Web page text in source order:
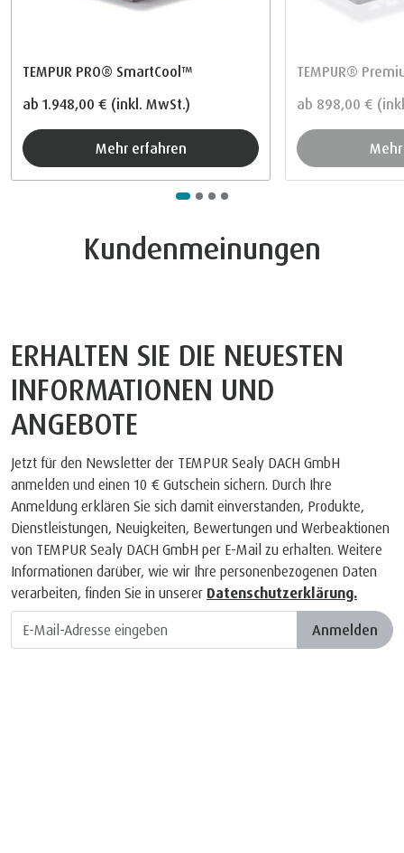
TEMPUR PRO® SmartCool™
ab 1.948,00 € (inkl. MwSt.)
Mehr erfahren
TEMPUR®
ab 898,00 €
Kundenmeinungen
ERHALTEN SIE DIE NEUESTEN
INFORMATIONEN UND
ANGEBOTE
Jetzt für den Newsletter der TEMPUR Sealy DACH GmbH
anmelden und einen 10 € Gutschein sichern. Durch Ihre
Anmeldung erklären Sie sich damit einverstanden, Produkte,
Dienstleistungen, Neuigkeiten, Bewertungen und Werbeaktionen
von TEMPUR Sealy DACH GmbH per E-Mail zu erhalten. Weitere
Informationen darüber, wie wir Ihre personenbezogenen Daten
verarbeiten, finden Sie in unserer Datenschutzerklärung.
Anmelden